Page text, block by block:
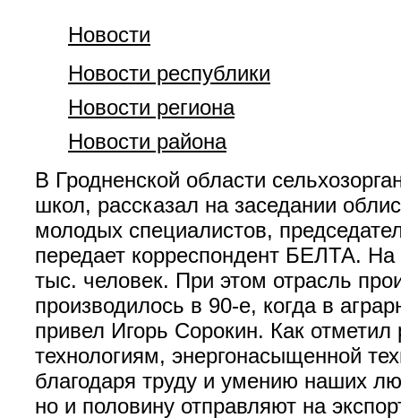
Новости
Новости республики
Новости региона
Новости района
В Гродненской области
школ, рассказал на заседании
молодых специалистов,
передает корреспондент БЕЛТА.
тыс. человек. При этом отрасль
производилось в 90-е, когда в
привел Игорь Сорокин. Как отметил
технологиям, энергонасыщенной
благодаря труду и умению наших
но и половину отправляют на